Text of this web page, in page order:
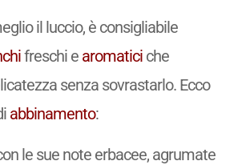
il luccio, è consigliabile
freschi e aromaticiche
senza sovrastarlo. Ecco
abbinamento:
le sue note erbacee, agrumate